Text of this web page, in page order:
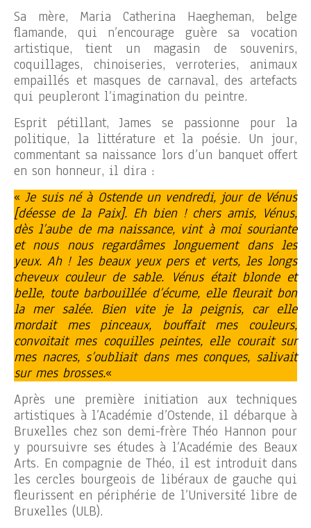
Sa mère, Maria Catherina Haegheman, belge
flamande, qui n’encourage guère sa vocation
artistique, tient un magasin de souvenirs,
coquillages, chinoiseries, verroteries, animaux
empaillés et masques de carnaval, des artefacts
qui peupleront l’imagination du peintre.
Esprit pétillant, James se passionne pour la
politique, la littérature et la poésie. Un jour,
commentant sa naissance lors d’un banquet offert
en son honneur, il dira :
«Je suis né à Ostende un vendredi, jour de Vénus
[déesse de la Paix]. Eh bien ! chers amis, Vénus,
dès l’aube de ma naissance, vint à moi souriante
et nous nous regardâmes longuement dans les
yeux. Ah ! les beaux yeux pers et verts, les longs
cheveux couleur de sable. Vénus était blonde et
belle, toute barbouillée d’écume, elle fleurait bon
la mer salée. Bien vite je la peignis, car elle
mordait mes pinceaux, bouffait mes couleurs,
convoitait mes coquilles peintes, elle courait sur
mes nacres, s’oubliait dans mes conques, salivait
sur mes brosses.«
Après une première initiation aux techniques
artistiques à l’Académie d’Ostende, il débarque à
Bruxelles chez son demi-frère Théo Hannon pour
y poursuivre ses études à l’Académie des Beaux
Arts. En compagnie de Théo, il est introduit dans
les cercles bourgeois de libéraux de gauche qui
fleurissent en périphérie de l’Université libre de
Bruxelles (ULB).